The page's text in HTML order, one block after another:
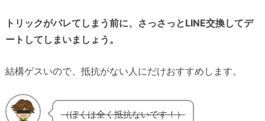
トリックがバレてしまう前に、さっさっとLINE交換してデ
ートしてしまいましょう。
結構ゲスいので、抵抗がない人にだけおすすめします。
（ぼくは全く抵抗ないです！）